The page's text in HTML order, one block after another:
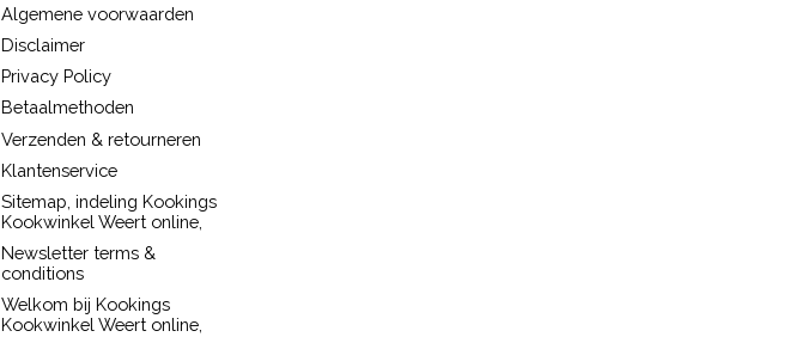
Algemene voorwaarden
Disclaimer
Privacy Policy
Betaalmethoden
Verzenden & retourneren
Klantenservice
Sitemap, indeling Kookings
Kookwinkel Weert online,
Newsletter terms &
conditions
Welkom bij Kookings
Kookwinkel Weert online,